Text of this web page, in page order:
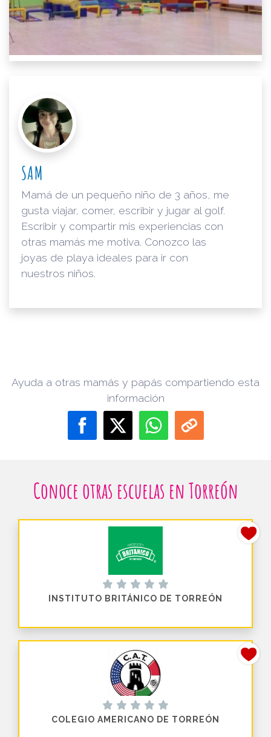
SAM
Mamá de un pequeño niño de 3 años, me
gusta viajar, comer, escribir y jugar al golf.
Escribir y compartir mis experiencias con
otras mamás me motiva. Conozco las
joyas de playa ideales para ir con
nuestros niños.
Ayuda a otras mamás y papás compartiendo esta
información
Conoce otras escuelas en Torreón
INSTITUTO BRITÁNICO DE TORREÓN
COLEGIO AMERICANO DE TORREÓN